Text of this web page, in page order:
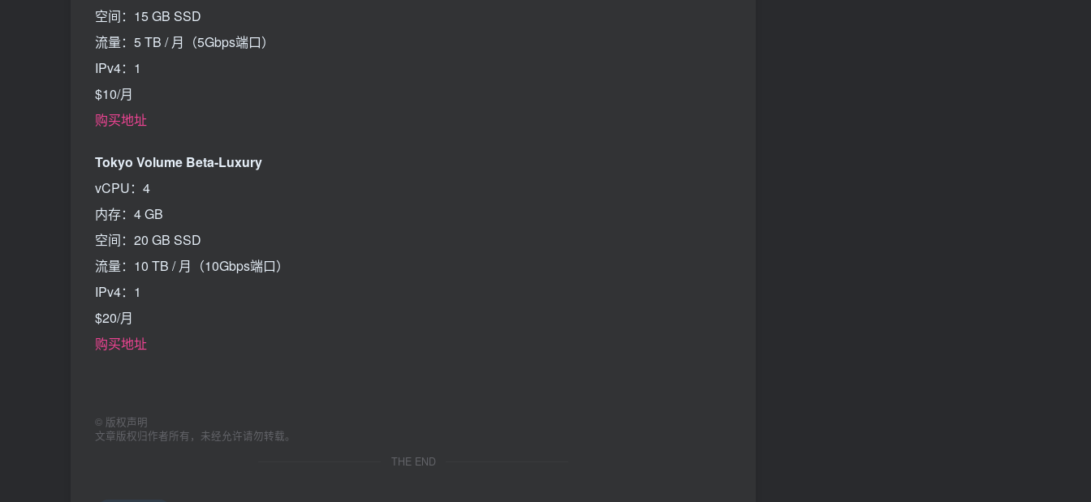
空间：15 GB SSD
流量：5 TB / 月（5Gbps端口）
IPv4：1
$10/月
购买地址
Tokyo Volume Beta-Luxury
vCPU：4
内存：4 GB
空间：20 GB SSD
流量：10 TB / 月（10Gbps端口）
IPv4：1
$20/月
购买地址
© 版权声明
文章版权归作者所有，未经允许请勿转载。
THE END